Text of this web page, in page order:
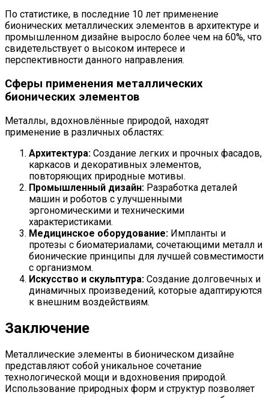
По статистике, в последние 10 лет применение
бионических металлических элементов в архитектуре и
промышленном дизайне выросло более чем на 60%, что
свидетельствует о высоком интересе и
перспективности данного направления.
Сферы применения металлических
бионических элементов
Металлы, вдохновлённые природой, находят
применение в различных областях:
Архитектура: Создание легких и прочных фасадов,
каркасов и декоративных элементов,
повторяющих природные мотивы.
Промышленный дизайн: Разработка деталей
машин и роботов с улучшенными
эргономическими и техническими
характеристиками.
Медицинское оборудование: Импланты и
протезы с биоматериалами, сочетающими металл и
бионические принципы для лучшей совместимости
с организмом.
Искусство и скульптура: Создание долговечных и
динамичных произведений, которые адаптируются
к внешним воздействиям.
Заключение
Металлические элементы в бионическом дизайне
представляют собой уникальное сочетание
технологической мощи и вдохновения природой.
Использование природных форм и структур позволяет